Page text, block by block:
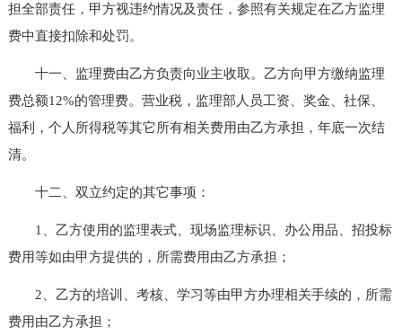
担全部责任，甲方视违约情况及责任，参照有关规定在乙方监理
费中直接扣除和处罚。
十一、监理费由乙方负责向业主收取。乙方向甲方缴纳监理
费总额12%的管理费。营业税，监理部人员工资、奖金、社保、
福利，个人所得税等其它所有相关费用由乙方承担，年底一次结
清。
十二、双立约定的其它事项：
1、乙方使用的监理表式、现场监理标识、办公用品、招投标
费用等如由甲方提供的，所需费用由乙方承担；
2、乙方的培训、考核、学习等由甲方办理相关手续的，所需
费用由乙方承担；